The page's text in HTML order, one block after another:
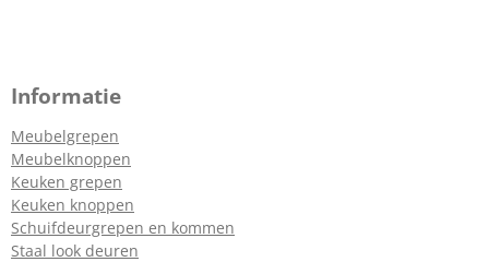
Informatie
Meubelgrepen
Meubelknoppen
Keuken grepen
Keuken knoppen
Schuifdeurgrepen en kommen
Staal look deuren